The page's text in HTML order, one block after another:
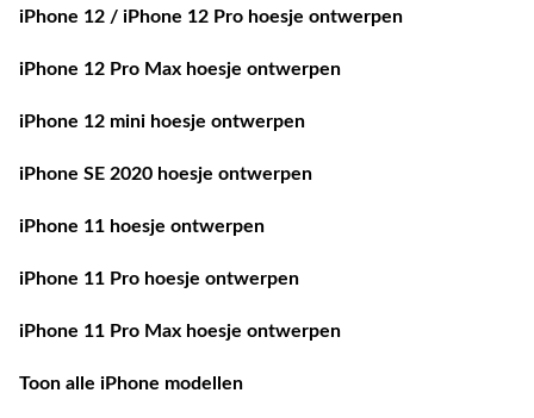
iPhone 12 / iPhone 12 Pro hoesje ontwerpen
iPhone 12 Pro Max hoesje ontwerpen
iPhone 12 mini hoesje ontwerpen
iPhone SE 2020 hoesje ontwerpen
iPhone 11 hoesje ontwerpen
iPhone 11 Pro hoesje ontwerpen
iPhone 11 Pro Max hoesje ontwerpen
Toon alle iPhone modellen